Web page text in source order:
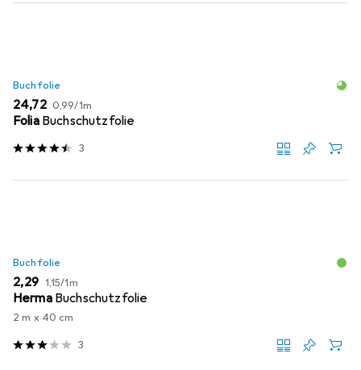
Buchfolie
EUR
24,72 EUR
0,99/1m
Folia Buchschutzfolie
3
Buchfolie
EUR
2,29 EUR
1,15/1m
Herma Buchschutzfolie
2 m x 40 cm
3